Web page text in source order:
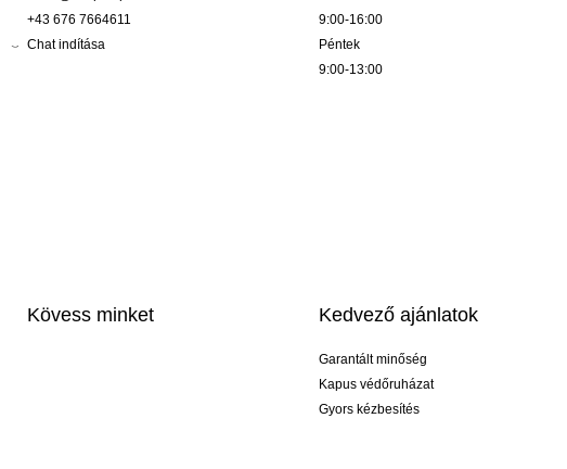
+43 676 7664611
Chat indítása
9:00-16:00
Péntek
9:00-13:00
Kövess minket Kedvező ajánlatok
Garantált minőség
Kapus védőruházat
Gyors kézbesítés